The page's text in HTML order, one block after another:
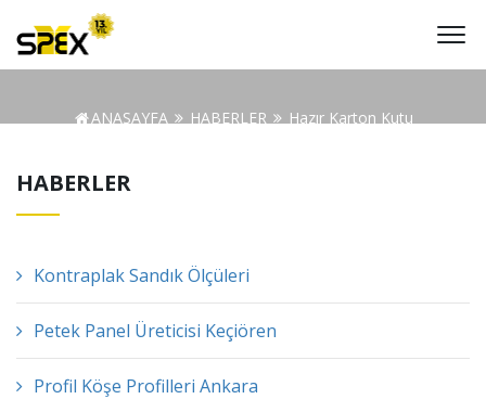
ANASAYFA HABERLER Hazır Karton Kutu
HABERLER
Kontraplak Sandık Ölçüleri
Petek Panel Üreticisi Keçiören
Profil Köşe Profilleri Ankara